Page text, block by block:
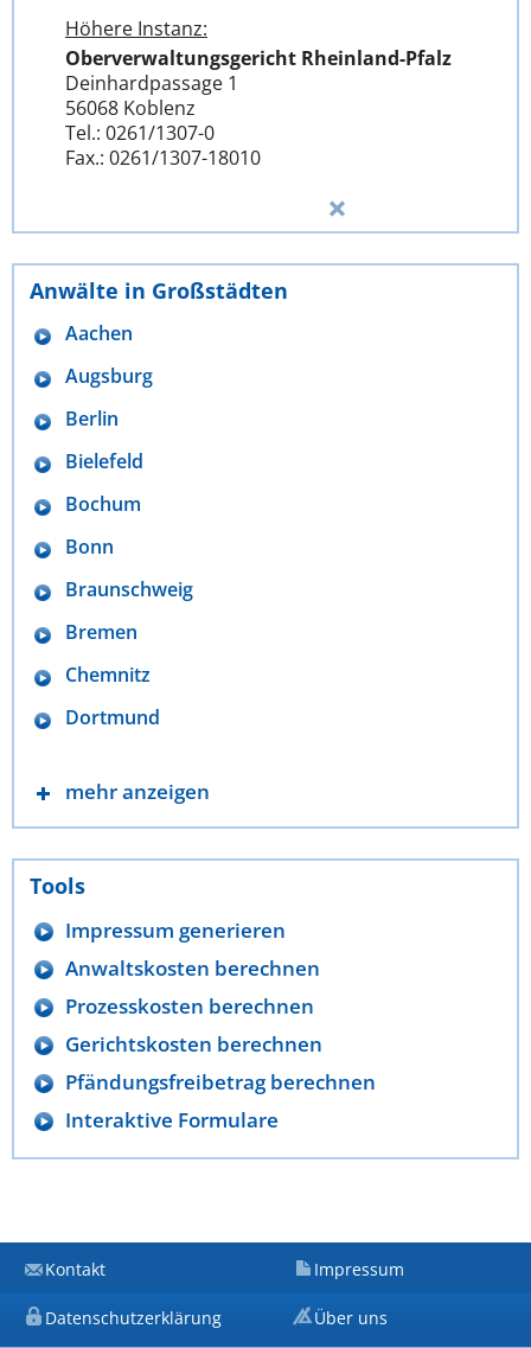
Höhere Instanz:
Oberverwaltungsgericht Rheinland-Pfalz
Deinhardpassage 1
56068 Koblenz
Tel.: 0261/1307-0
Fax.: 0261/1307-18010
Anwälte in Großstädten
Aachen
Augsburg
Berlin
Bielefeld
Bochum
Bonn
Braunschweig
Bremen
Chemnitz
Dortmund
mehr anzeigen
Tools
Impressum generieren
Anwaltskosten berechnen
Prozesskosten berechnen
Gerichtskosten berechnen
Pfändungsfreibetrag berechnen
Interaktive Formulare
Kontakt Impressum
Datenschutzerklärung Über uns